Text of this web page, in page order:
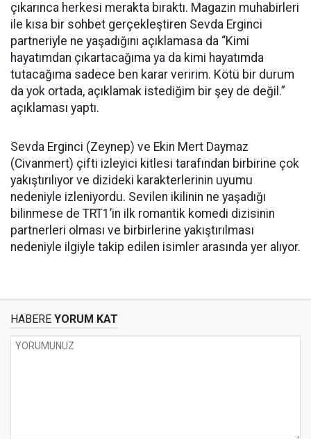
çıkarınca herkesi merakta bıraktı. Magazin muhabirleri
ile kısa bir sohbet gerçekleştiren Sevda Erginci
partneriyle ne yaşadığını açıklamasa da “Kimi
hayatımdan çıkartacağıma ya da kimi hayatımda
tutacağıma sadece ben karar veririm. Kötü bir durum
da yok ortada, açıklamak istediğim bir şey de değil.”
açıklaması yaptı.
Sevda Erginci (Zeynep) ve Ekin Mert Daymaz
(Civanmert) çifti izleyici kitlesi tarafından birbirine çok
yakıştırılıyor ve dizideki karakterlerinin uyumu
nedeniyle izleniyordu. Sevilen ikilinin ne yaşadığı
bilinmese de TRT1’in ilk romantik komedi dizisinin
partnerleri olması ve birbirlerine yakıştırılması
nedeniyle ilgiyle takip edilen isimler arasında yer alıyor.
HABERE YORUM KAT